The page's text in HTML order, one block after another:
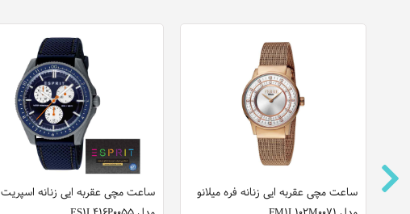
ساعت مچی عقربه ایی زنانه اسپریت
ساعت مچی عقربه ایی زنانه فره میلانو